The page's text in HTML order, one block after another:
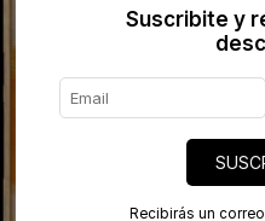
Suscribite y
Recibirás un